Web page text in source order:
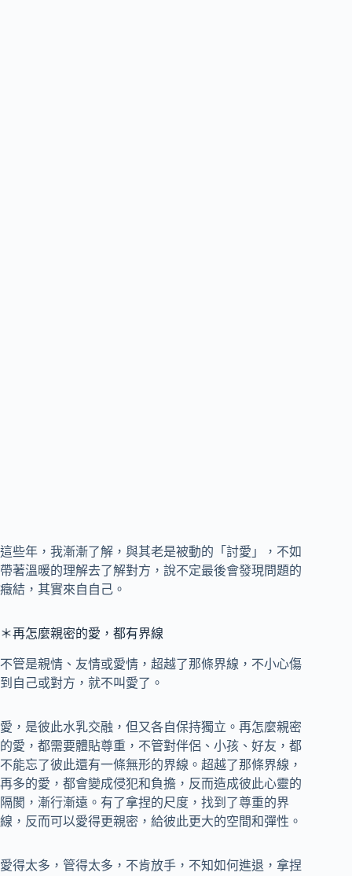
這些年，我漸漸了解，與其老是被動的「討愛」，不如
帶著溫暖的理解去了解對方，說不定最後會發現問題的
癥結，其實來自自己。
＊再怎麼親密的愛，都有界線
不管是親情、友情或愛情，超越了那條界線，不小心傷
到自己或對方，就不叫愛了。
愛，是彼此水乳交融，但又各自保持獨立。再怎麼親密
的愛，都需要體貼尊重，不管對伴侶、小孩、好友，都
不能忘了彼此還有一條無形的界線。超越了那條界線，
再多的愛，都會變成侵犯和負擔，反而造成彼此心靈的
隔閡，漸行漸遠。有了拿捏的尺度，找到了尊重的界
線，反而可以愛得更親密，給彼此更大的空間和彈性。
愛得太多，管得太多，不肯放手，不知如何進退，拿捏